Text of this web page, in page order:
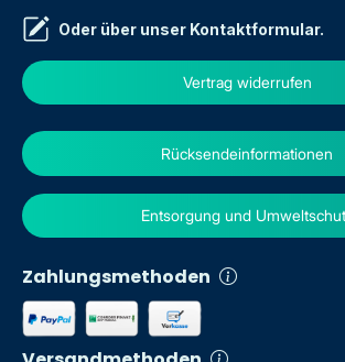
Oder über unser Kontaktformular.
Vertrag widerrufen
Zahlungsmethoden
Rücksendeinformationen
Entsorgung und